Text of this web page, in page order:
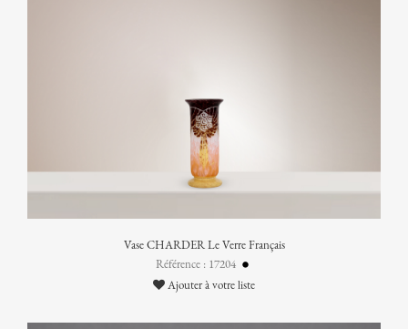
Vase CHARDER Le Verre Français
Référence : 17204
Ajouter à votre liste